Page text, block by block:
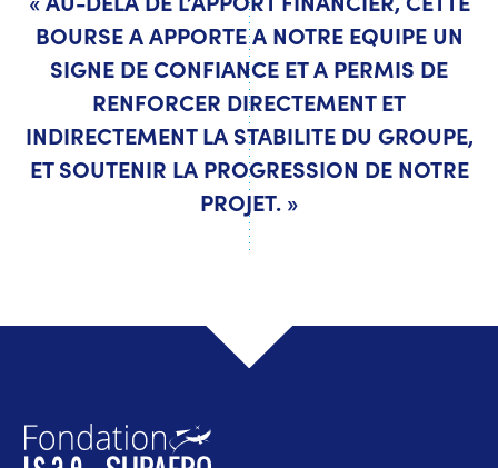
BOURSE A APPORTE A NOTRE EQUIPE UN
SIGNE DE CONFIANCE ET A PERMIS DE
RENFORCER DIRECTEMENT ET
INDIRECTEMENT LA STABILITE DU GROUPE,
ET SOUTENIR LA PROGRESSION DE NOTRE
PROJET. »